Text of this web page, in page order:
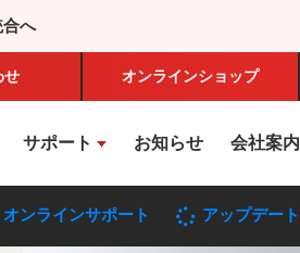
へ
せ オンラインショップ
サポート お知らせ 会社案内
オンラインサポート アップデート